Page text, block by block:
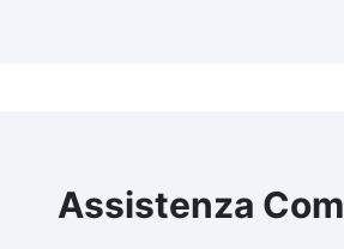
Assistenza